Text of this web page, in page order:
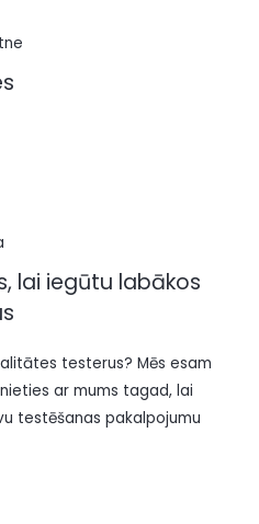
lai iegūtu labākos
testerus? Mēs esam
ar mums tagad, lai
testēšanas pakalpojumu